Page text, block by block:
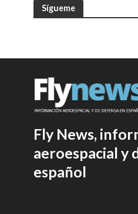
Sígueme
Fly News,
aeroespacial y
español